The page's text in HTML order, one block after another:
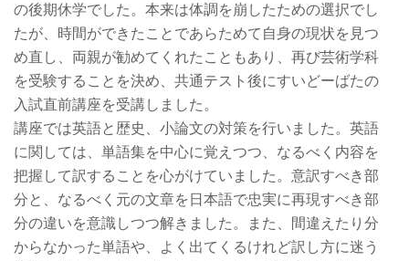
の後期休学でした。本来は体調を崩したための選択でし
たが、時間ができたことであらためて自身の現状を見つ
め直し、両親が勧めてくれたこともあり、再び芸術学科
を受験することを決め、共通テスト後にすいどーばたの
入試直前講座を受講しました。
講座では英語と歴史、小論文の対策を行いました。英語
に関しては、単語集を中心に覚えつつ、なるべく内容を
把握して訳することを心がけていました。意訳すべき部
分と、なるべく元の文章を日本語で忠実に再現すべき部
分の違いを意識しつつ解きました。また、間違えたり分
からなかった単語や、よく出てくるけれど訳し方に迷う